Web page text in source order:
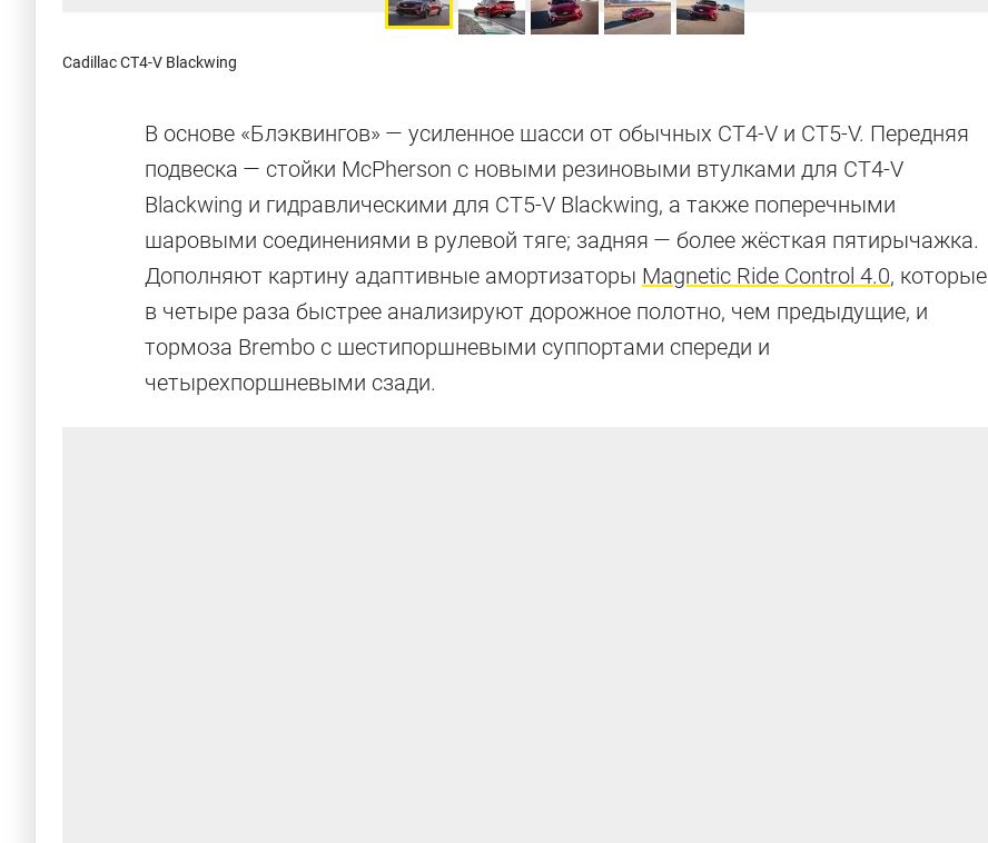
Cadillac CT4-V Blackwing
В основе «Блэквингов» — усиленное шасси от обычных CT4-V и CT5-V. Передняя
подвеска — стойки McPherson с новыми резиновыми втулками для CT4-V
Blackwing и гидравлическими для CT5-V Blackwing, а также поперечными
шаровыми соединениями в рулевой тяге; задняя — более жёсткая пятирычажка.
Дополняют картину адаптивные амортизаторы Magnetic Ride Control 4.0, которые
в четыре раза быстрее анализируют дорожное полотно, чем предыдущие, и
тормоза Brembo с шестипоршневыми суппортами спереди и
четырехпоршневыми сзади.